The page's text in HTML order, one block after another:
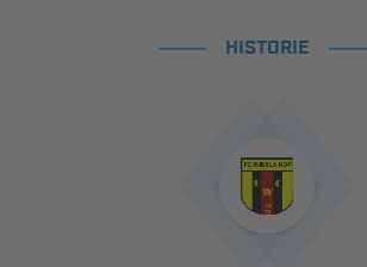
HISTORIE